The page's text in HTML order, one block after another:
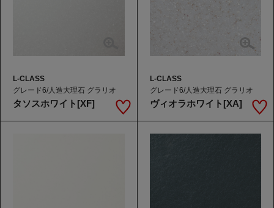
L-CLASS
グレード6/人造大理石 グラリオ
タソスホワイト[XF]
L-CLASS
グレード6/人造大理石 グラリオ
ヴィオラホワイト[XA]